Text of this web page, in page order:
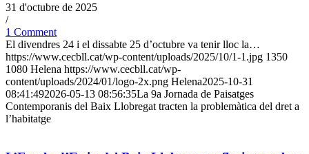
31 d'octubre de 2025
/
1 Comment
El divendres 24 i el dissabte 25 d’octubre va tenir lloc la…
https://www.cecbll.cat/wp-content/uploads/2025/10/1-1.jpg 1350
1080 Helena https://www.cecbll.cat/wp-
content/uploads/2024/01/logo-2x.png Helena2025-10-31
08:41:492026-05-13 08:56:35La 9a Jornada de Paisatges
Contemporanis del Baix Llobregat tracten la problemàtica del dret a
l’habitatge